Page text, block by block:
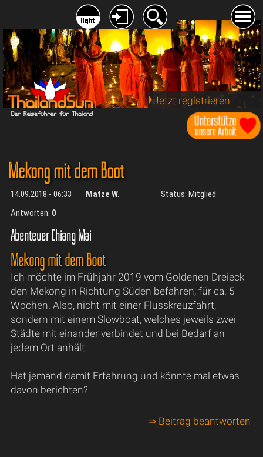
Jetzt registrieren
Mekong mit dem Boot
14.09.2018 - 06:33 Matze W.
Status: Mitglied
Antworten: 0
Abenteuer Chiang Mai
Mekong mit dem Boot
Ich möchte im Frühjahr 2019 vom Goldenen Dreieck
den Mekong in Richtung Süden befahren, für ca. 5
Wochen. Also, nicht mit einer Flusskreuzfahrt,
sondern mit einem Slowboat, welches jeweils zwei
Städte mit einander verbindet und bei Bedarf an
jedem Ort anhält.
Hat jemand damit Erfahrung und könnte mal etwas
davon berichten?
⇒ Beitrag beantworten